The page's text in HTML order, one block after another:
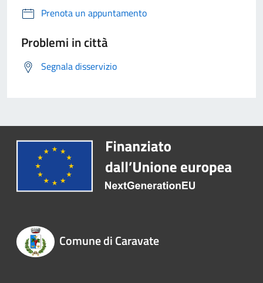
Prenota un appuntamento
Problemi in città
Segnala disservizio
Comune di Caravate